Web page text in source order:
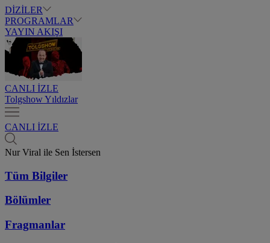
DİZİLER
PROGRAMLAR
YAYIN AKIŞI
CANLI İZLE
Tolgshow Yıldızlar
CANLI İZLE
Nur Viral ile Sen İstersen
Tüm Bilgiler
Bölümler
Fragmanlar